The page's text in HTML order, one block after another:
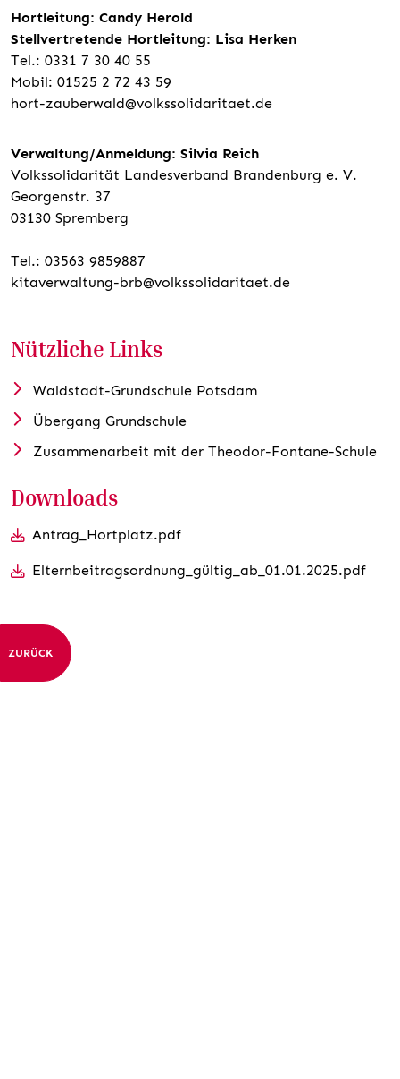
Hortleitung: Candy Herold
Stellvertretende Hortleitung: Lisa Herken
Tel.: 0331 7 30 40 55
Mobil: 01525 2 72 43 59
hort-zauberwald@volkssolidaritaet.de
Verwaltung/Anmeldung: Silvia Reich
Volkssolidarität Landesverband Brandenburg e. V.
Georgenstr. 37
03130 Spremberg
Tel.: 03563 9859887
kitaverwaltung-brb@volkssolidaritaet.de
Nützliche Links
Waldstadt-Grundschule Potsdam
Übergang Grundschule
Zusammenarbeit mit der Theodor-Fontane-Schule
Downloads
Antrag_Hortplatz.pdf
Elternbeitragsordnung_gültig_ab_01.01.2025.pdf
ZURÜCK